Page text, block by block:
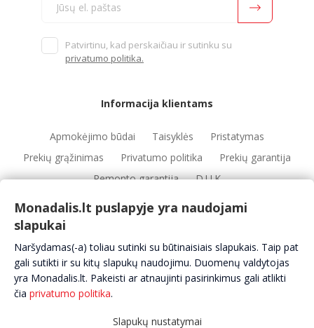
Patvirtinu, kad perskaičiau ir sutinku su
privatumo politika.
Informacija klientams
Apmokėjimo būdai Taisyklės
Pristatymas
Prekių grąžinimas
Privatumo politika
Prekių garantija
Remonto garantija
D.U.K
Automobilių servisai Automobilių dalys
Apie mus
Kontaktai
Monadalis.lt puslapyje yra naudojami
slapukai
Naršydamas(-a) toliau sutinki su būtinaisiais slapukais. Taip pat
gali sutikti ir su kitų slapukų naudojimu. Duomenų valdytojas
yra Monadalis.lt. Pakeisti ar atnaujinti pasirinkimus gali atlikti
čia privatumo politika.
Slapukų nustatymai